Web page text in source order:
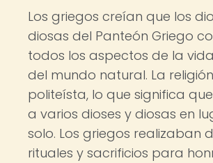
Los griegos creían que los
diosas del Panteón Griego
todos los aspectos de la
del mundo natural. La
politeísta, lo que significa
a varios dioses y diosas en
solo. Los griegos realizaban
rituales y sacrificios para